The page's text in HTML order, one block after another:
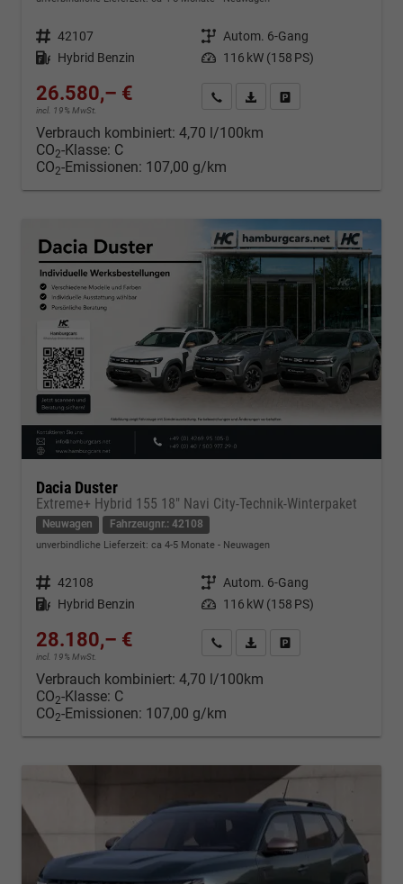
Fahrzeugnr. 42107 Getriebe Autom. 6-Gang
Kraftstoff Hybrid Benzin Leistung 116 kW (158 PS)
26.580,– €
incl. 19% MwSt.
Kontakt & Angebot anfordern
PDF-Datei, Fahrzeugexposé
Verbrauch kombiniert: 4,70 l/100km
CO2-Klasse: C
CO2-Emissionen: 107,00 g/km
Dacia Duster
Extreme+ Hybrid 155 18" Navi City-Technik-Winterpaket
Neuwagen Fahrzeugnr.: 42108
unverbindliche Lieferzeit: ca 4-5 Monate Neuwagen
Fahrzeugnr. 42108 Getriebe Autom. 6-Gang
Kraftstoff Hybrid Benzin Leistung 116 kW (158 PS)
28.180,– €
incl. 19% MwSt.
Kontakt & Angebot anfordern
PDF-Datei, Fahrzeugexposé
Verbrauch kombiniert: 4,70 l/100km
CO2-Klasse: C
CO2-Emissionen: 107,00 g/km